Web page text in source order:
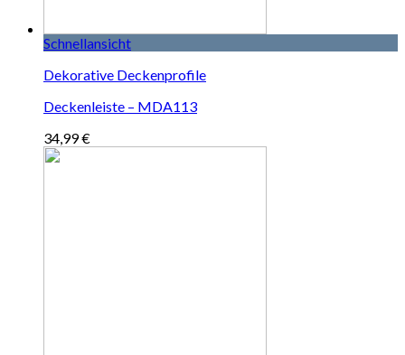
Schnellansicht
Dekorative Deckenprofile
Deckenleiste – MDA113
34,99€